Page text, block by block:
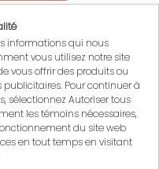
informations qui nous
vous utilisez notre site
vous offrir des produits ou
publicitaires. Pour continuer à
sélectionnez Autoriser tous
les témoins nécessaires,
du site web
en tout temps en visitant